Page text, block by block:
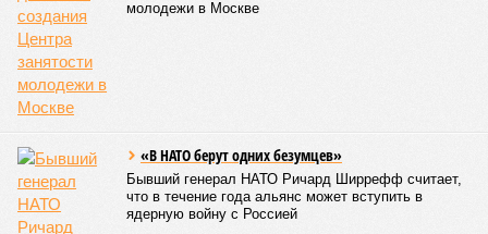
85 с копейками. «Бронза» за Японией – почти 85 лет.
Далее следуют Южная Корея, Швейцария и Австралия.
Средняя продолжительность жизни в России – 74,2
года, от лидеров рейтинга мы очень далеки. Впрочем,
Владимир Путин поставил задачу, чтобы к 2030 году
года. Как это будет выполняться, неизвестно.
Эта железная печень
В своём новейшем исследовании, опубликованном в NPJ